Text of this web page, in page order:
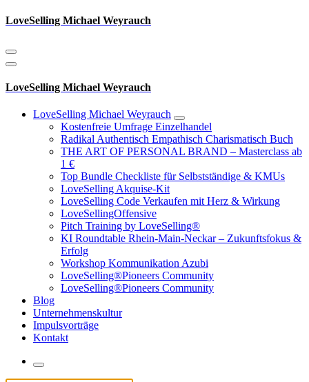
Zum
LoveSelling Michael Weyrauch
LoveSelling Michael Weyrauch
LoveSelling Michael Weyrauch
Kostenfreie Umfrage Einzelhandel
Radikal Authentisch Empathisch Charismatisch Buch
THE ART OF PERSONAL BRAND – Masterclass ab
1 €
Top Bundle Checkliste für Selbstständige & KMUs
LoveSelling Akquise-Kit
LoveSelling Code Verkaufen mit Herz & Wirkung
LoveSellingOffensive
Pitch Training by LoveSelling®
KI Roundtable Rhein‑Main‑Neckar – Zukunftsfokus &
Erfolg
Workshop Kommunikation Azubi
LoveSelling®Pioneers Community
LoveSelling®Pioneers Community
Blog
Unternehmenskultur
Impulsvorträge
Kontakt